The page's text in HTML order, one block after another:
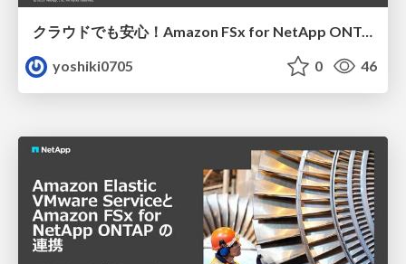
クラウドでも安心！Amazon FSx for NetApp ONTAP で実現する高度なファイルサーバセキュリティ
yoshiki0705
0 46